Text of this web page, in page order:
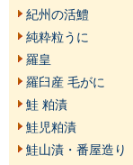
紀州の活鱧
純粋粒うに
羅皇
羅臼産 毛がに
鮭 粕漬
鮭児粕漬
鮭山漬・番屋造り